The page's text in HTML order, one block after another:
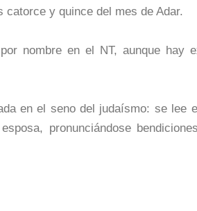
y quince del mes de Adar.
nombre en el NT, aunque hay
en el seno del judaísmo: se lee
pronunciándose